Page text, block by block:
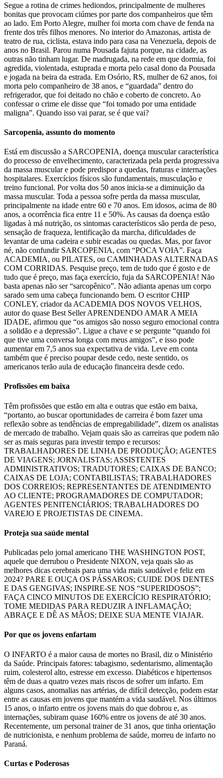
Segue a rotina de crimes hediondos, principalmente de mulheres
bonitas que provocam ciúmes por parte dos companheiros que têm
ao lado. Em Porto Alegre, mulher foi morta com chave de fenda na
frente dos três filhos menores. No interior do Amazonas, artista de
teatro de rua, ciclista, estava indo para casa na Venezuela, depois de
anos no Brasil. Parou numa Pousada fajuta porque, na cidade, as
outras não tinham lugar. De madrugada, na rede em que dormia, foi
agredida, violentada, estuprada e morta pelo casal dono da Pousada
e jogada na beira da estrada. Em Osório, RS, mulher de 62 anos, foi
morta pelo companheiro de 38 anos, e “guardada” dentro do
refrigerador, que foi deitado no chão e coberto de concreto. Ao
confessar o crime ele disse que “foi tomado por uma entidade
maligna”. Quando isso vai parar, se é que vai?
Sarcopenia, assunto do momento
Está em discussão a SARCOPENIA, doença muscular característica
do processo de envelhecimento, caracterizada pela perda progressiva
da massa muscular e pode predispor a quedas, fraturas e internações
hospitalares. Exercícios físicos são fundamentais, musculação e
treino funcional. Por volta dos 50 anos inicia-se a diminuição da
massa muscular. Toda a pessoa sofre perda da massa muscular,
principalmente na idade entre 60 e 70 anos. Em idosos, acima de 80
anos, a ocorrência fica entre 11 e 50%. As causas da doença estão
ligadas à má nutrição, os sintomas característicos são perda de peso,
sensação de fraqueza, lentificação da marcha, dificuldades de
levantar de uma cadeira e subir escadas ou quedas. Mas, por favor
né, não confundir SARCOPENIA, com “POCA VOIA”. Faça
ACADEMIA, ou PILATES, ou CAMINHADAS ALTERNADAS
COM CORRIDAS. Pesquise preço, tem de tudo que é gosto e de
tudo que é preço, mas faça exercício, fuja da SARCOPENIA! Não
basta apenas não ser “sarcopênico”. Não adianta apenas um corpo
sarado sem uma cabeça funcionando bem. O escritor CHIP
CONLEY, criador da ACADEMIA DOS NOVOS VELHOS,
autor do quase Best Seller APRENDENDO AMAR A MEIA
IDADE, afirmou que “os amigos são nosso seguro emocional contra
a solidão e a depressão”. Ligue a chave e se pergunte “quando foi
que tive uma conversa longa com meus amigos”, e isso pode
aumentar em 7,5 anos sua expectativa de vida. Leve em conta
também que é preciso poupar desde cedo, neste sentido, os
americanos terão aula de educação financeira desde cedo.
Profissões em baixa
Têm profissões que estão em alta e outras que estão em baixa,
“portanto, ao buscar oportunidades de carreira é bom fazer uma
reflexão sobre as tendências de empregabilidade”, dizem os analistas
de mercado de trabalho. Vejam quais são as carreiras que podem não
ser as mais seguras para investir tempo e recursos:
TRABALHADORES DE LINHA DE PRODUÇÃO; AGENTES
DE VIAGENS; JORNALISTAS; ASSISTENTES
ADMINISTRATIVOS; TRADUTORES; CAIXAS DE BANCO;
CAIXAS DE LOJA; CONTABILISTAS; TRABALHADORES
DOS CORREIOS; REPRESENTANTES DE ATENDIMENTO
AO CLIENTE; PROGRAMADORES DE COMPUTADOR;
AGENTES PENITENCIÁRIOS; TRABALHADORES DO
VAREJO E PROJETISTAS DE CINEMA.
Proteja sua saúde mental
Publicadas pelo jornal americano THE WASHINGTON POST,
aquele que derrubou o Presidente NIXON, veja quais são as
melhores dicas cerebrais para uma vida mais saudável e feliz em
2024? PARE E OUÇA OS PÁSSAROS; CUIDE DOS DENTES
E DAS GENGIVAS; INSPIRE-SE NOS “SUPERIDOSOS”;
FAÇA CINCO MINUTOS DE EXERCÍCIO RESPIRATÓRIO;
TOME MEDIDAS PARA REDUZIR A INFLAMAÇÃO;
ABRAÇE E DÊ AS MÃOS; DEIXE SUA MENTE VIAJAR.
Por que os jovens enfartam
O INFARTO é a maior causa de mortes no Brasil, diz o Ministério
da Saúde. Principais fatores: tabagismo, sedentarismo, alimentação
ruim, colesterol alto, estresse em excesso. Diabéticos e hipertensos
têm de duas a quatro vezes mais riscos de sofrer um infarto. Em
alguns casos, anomalias nas artérias, de difícil detecção, podem estar
entre as causas em jovens que mantém a vida saudável. Nos últimos
15 anos, o infarto entre os jovens mais do que dobrou e, as
internações, subiram quase 160% entre os jovens de até 30 anos.
Recentemente, um personal trainer de 31 anos, que tinha orientação
de nutricionista, e nenhum problema de saúde, morreu de infarto no
Paraná.
Curtas e Poderosas